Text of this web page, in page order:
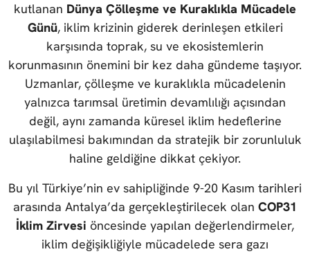
kutlanan Dünya Çölleşme ve Kuraklıkla Mücadele
Günü, iklim krizinin giderek derinleşen etkileri
karşısında toprak, su ve ekosistemlerin
korunmasının önemini bir kez daha gündeme taşıyor.
Uzmanlar, çölleşme ve kuraklıkla mücadelenin
yalnızca tarımsal üretimin devamlılığı açısından
değil, aynı zamanda küresel iklim hedeflerine
ulaşılabilmesi bakımından da stratejik bir zorunluluk
haline geldiğine dikkat çekiyor.
Bu yıl Türkiye’nin ev sahipliğinde 9-20 Kasım tarihleri
arasında Antalya’da gerçekleştirilecek olan COP31
İklim Zirvesi öncesinde yapılan değerlendirmeler,
iklim değişikliğiyle mücadelede sera gazı